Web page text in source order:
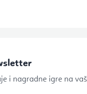
i nagradne igre na